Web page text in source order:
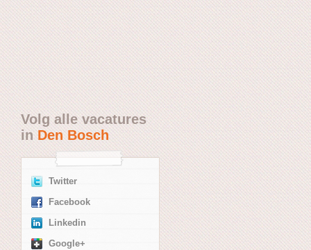
Volg alle vacatures
inDen Bosch
Twitter
Facebook
Linkedin
Google+